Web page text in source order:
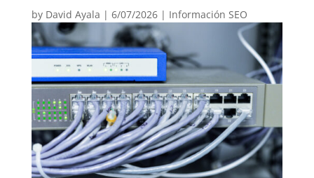
by David Ayala | 6/07/2026| Información SEO